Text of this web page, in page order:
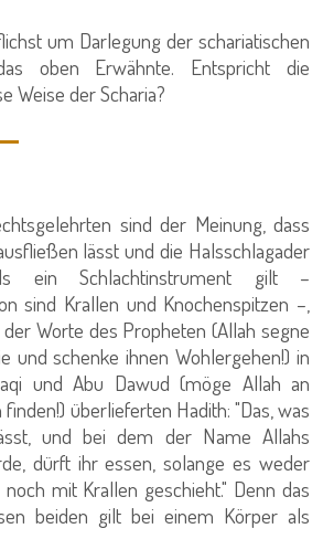
um Darlegung der schariatischen
oben Erwähnte. Entspricht die
Weise der Scharia?
sind der Meinung, dass
lässt und die Halsschlagader
ein Schlachtinstrument gilt –
sind Krallen und Knochenspitzen –,
Worte des Propheten (Allah segne
und schenke ihnen Wohlergehen!) in
und Abu Dawud (möge Allah an
überlieferten Hadith: "Das, was
und bei dem der Name Allahs
dürft ihr essen, solange es weder
mit Krallen geschieht." Denn das
beiden gilt bei einem Körper als